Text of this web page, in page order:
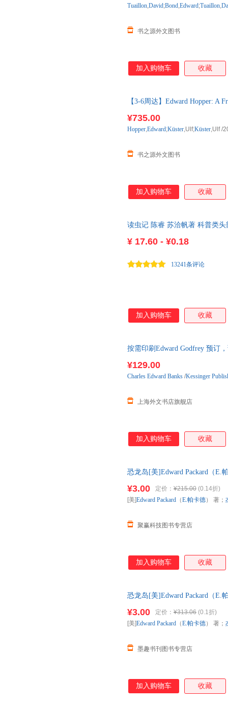
书之源外文图书
Tuaillon,David;Bond,Edward;Tuaillon,
加入购物车 收藏
【3-6周达】Edward Hopper: A
¥735.00
书之源外文图书
Hopper,Edward;Küster,Ulf;Küster,Ulf/
加入购物车 收藏
读虫记 陈睿 苏洽帆著 科普类
¥ 17.60 - ¥0.18
13241条评论
加入购物车 收藏
按需印刷Edward Godfrey 预订
¥129.00
上海外文书店旗舰店
Charles Edward Banks /Kessinger
加入购物车 收藏
恐龙岛[美]Edward Packard（E.
票！
¥3.00 定价： ¥215.00 (0.14折)
聚赢科技图书专营店
[美]Edward Packard （E.帕卡德） 著；
加入购物车 收藏
恐龙岛[美]Edward Packard（E.
票！
¥3.00 定价： ¥313.06 (0.1折)
墨趣书刊图书专营店
[美]Edward Packard （E.帕卡德） 著；
加入购物车 收藏